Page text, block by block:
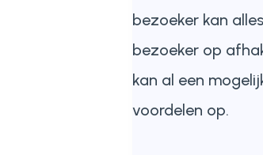
bezoeker kan
bezoeker op
kan al een
voordelen op.